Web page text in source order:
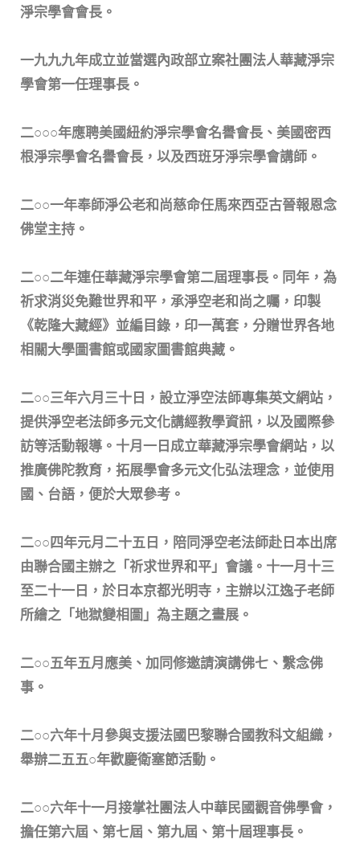
淨宗學會會長。
一九九九年成立並當選內政部立案社團法人華藏淨宗
學會第一任理事長。
二○○○年應聘美國紐約淨宗學會名譽會長、美國密西
根淨宗學會名譽會長，以及西班牙淨宗學會講師。
二○○一年奉師淨公老和尚慈命任馬來西亞古晉報恩念
佛堂主持。
二○○二年連任華藏淨宗學會第二屆理事長。同年，為
祈求消災免難世界和平，承淨空老和尚之囑，印製
《乾隆大藏經》並編目錄，印一萬套，分贈世界各地
相關大學圖書館或國家圖書館典藏。
二○○三年六月三十日，設立淨空法師專集英文網站，
提供淨空老法師多元文化講經教學資訊，以及國際參
訪等活動報導。十月一日成立華藏淨宗學會網站，以
推廣佛陀教育，拓展學會多元文化弘法理念，並使用
國、台語，便於大眾參考。
二○○四年元月二十五日，陪同淨空老法師赴日本出席
由聯合國主辦之「祈求世界和平」會議。十一月十三
至二十一日，於日本京都光明寺，主辦以江逸子老師
所繪之「地獄變相圖」為主題之畫展。
二○○五年五月應美、加同修邀請演講佛七、繫念佛
事。
二○○六年十月參與支援法國巴黎聯合國教科文組織，
舉辦二五五○年歡慶衛塞節活動。
二○○六年十一月接掌社團法人中華民國觀音佛學會，
擔任第六屆、第七屆、第九屆、第十屆理事長。